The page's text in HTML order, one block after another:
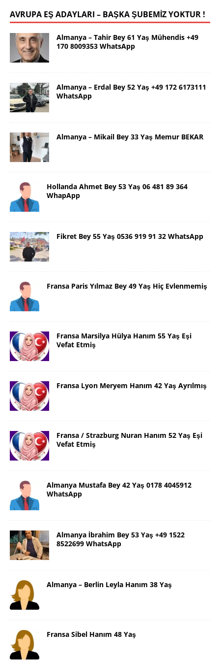
AVRUPA EŞ ADAYLARI – BAŞKA ŞUBEMİZ YOKTUR !
Almanya – Tahir Bey 61 Yaş Mühendis +49
170 8009353 WhatsApp
Almanya – Erdal Bey 52 Yaş +49 172 6173111
WhatsApp
Almanya – Mikail Bey 33 Yaş Memur BEKAR
Hollanda Ahmet Bey 53 Yaş 06 481 89 364
WhapApp
Fikret Bey 55 Yaş 0536 919 91 32 WhatsApp
Fransa Paris Yılmaz Bey 49 Yaş Hiç Evlenmemiş
Fransa Marsilya Hülya Hanım 55 Yaş Eşi
Vefat Etmiş
Fransa Lyon Meryem Hanım 42 Yaş Ayrılmış
Fransa / Strazburg Nuran Hanım 52 Yaş Eşi
Vefat Etmiş
Almanya Mustafa Bey 42 Yaş 0178 4045912
WhatsApp
Almanya İbrahim Bey 53 Yaş +49 1522
8522699 WhatsApp
Almanya – Berlin Leyla Hanım 38 Yaş
Fransa Sibel Hanım 48 Yaş